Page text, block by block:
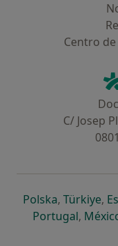
Centro
C/ Josep
Polskase abre en
, Türkiyese
,
Portugalse
,